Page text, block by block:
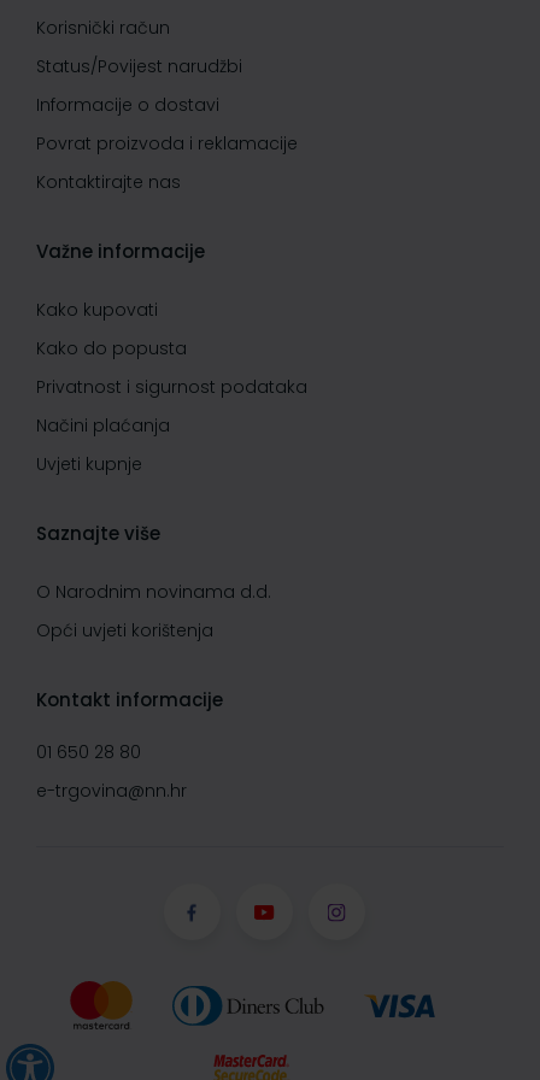
Korisnički račun
Status/Povijest narudžbi
Informacije o dostavi
Povrat proizvoda i reklamacije
Kontaktirajte nas
Važne informacije
Kako kupovati
Kako do popusta
Privatnost i sigurnost podataka
Načini plaćanja
Uvjeti kupnje
Saznajte više
O Narodnim novinama d.d.
Opći uvjeti korištenja
Kontakt informacije
01 650 28 80
e-trgovina@nn.hr